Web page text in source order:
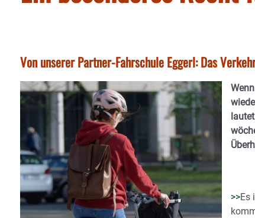
Von unserer Partner-Fahrschule Eggerl: Das
>>Es